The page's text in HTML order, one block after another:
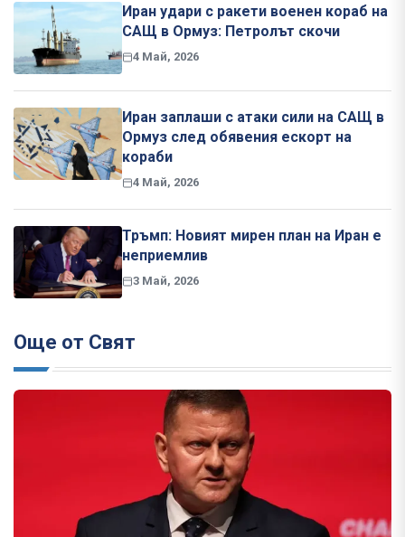
Иран удари с ракети военен кораб на
САЩ в Ормуз: Петролът скочи
4 Май, 2026
Иран заплаши с атаки сили на САЩ в
Ормуз след обявения ескорт на
кораби
4 Май, 2026
Тръмп: Новият мирен план на Иран е
неприемлив
3 Май, 2026
Още от Свят